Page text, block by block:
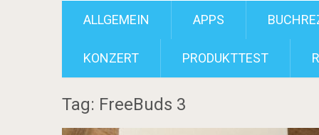
ALLGEMEIN APPS
KONZERT PRODUKTTEST
Tag: FreeBuds 3